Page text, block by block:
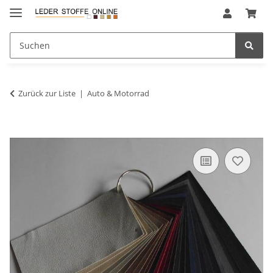
Zurück zur Liste Auto & Motorrad